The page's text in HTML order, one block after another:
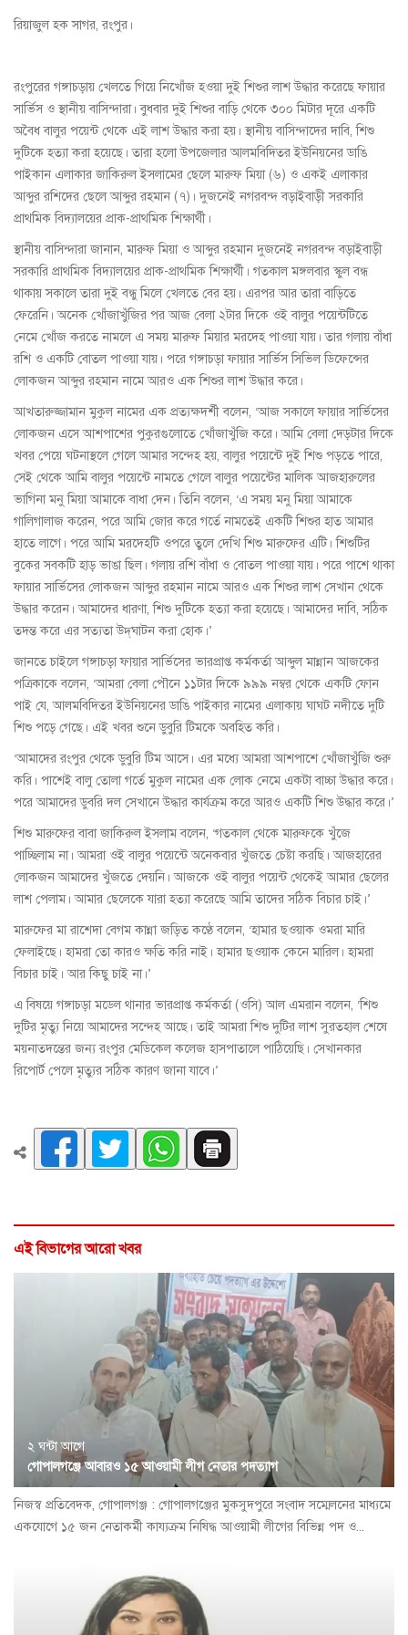
রিয়াজুল হক সাগর, রংপুর।
রংপুরের গঙ্গাচড়ায় খেলতে গিয়ে নিখোঁজ হওয়া দুই শিশুর লাশ উদ্ধার করেছে ফায়ার
সার্ভিস ও স্থানীয় বাসিন্দারা। বুধবার দুই শিশুর বাড়ি থেকে ৩০০ মিটার দূরে একটি
অবৈধ বালুর পয়েন্ট থেকে এই লাশ উদ্ধার করা হয়। স্থানীয় বাসিন্দাদের দাবি, শিশু
দুটিকে হত্যা করা হয়েছে। তারা হলো উপজেলার আলমবিদিতর ইউনিয়নের ডাঙি
পাইকান এলাকার জাকিরুল ইসলামের ছেলে মারুফ মিয়া (৬) ও একই এলাকার
আব্দুর রশিদের ছেলে আব্দুর রহমান (৭)। দুজনেই নগরবন্দ বড়াইবাড়ী সরকারি
প্রাথমিক বিদ্যালয়ের প্রাক-প্রাথমিক শিক্ষার্থী।
স্থানীয় বাসিন্দারা জানান, মারুফ মিয়া ও আব্দুর রহমান দুজনেই নগরবন্দ বড়াইবাড়ী
সরকারি প্রাথমিক বিদ্যালয়ের প্রাক-প্রাথমিক শিক্ষার্থী। গতকাল মঙ্গলবার স্কুল বন্ধ
থাকায় সকালে তারা দুই বন্ধু মিলে খেলতে বের হয়। এরপর আর তারা বাড়িতে
ফেরেনি। অনেক খোঁজাখুঁজির পর আজ বেলা ২টার দিকে ওই বালুর পয়েন্টটিতে
নেমে খোঁজ করতে নামলে এ সময় মারুফ মিয়ার মরদেহ পাওয়া যায়। তার গলায় বাঁধা
রশি ও একটি বোতল পাওয়া যায়। পরে গঙ্গাচড়া ফায়ার সার্ভিস সিভিল ডিফেন্সের
লোকজন আব্দুর রহমান নামে আরও এক শিশুর লাশ উদ্ধার করে।
আখতারুজ্জামান মুকুল নামের এক প্রত্যক্ষদর্শী বলেন, ‘আজ সকালে ফায়ার সার্ভিসের
লোকজন এসে আশপাশের পুকুরগুলোতে খোঁজাখুঁজি করে। আমি বেলা দেড়টার দিকে
খবর পেয়ে ঘটনাস্থলে গেলে আমার সন্দেহ হয়, বালুর পয়েন্টে দুই শিশু পড়তে পারে,
সেই থেকে আমি বালুর পয়েন্টে নামতে গেলে বালুর পয়েন্টের মালিক আজহারুলের
ভাগিনা মনু মিয়া আমাকে বাধা দেন। তিনি বলেন, ‘এ সময় মনু মিয়া আমাকে
গালিগালাজ করেন, পরে আমি জোর করে গর্তে নামতেই একটি শিশুর হাত আমার
হাতে লাগে। পরে আমি মরদেহটি ওপরে তুলে দেখি শিশু মারুফের এটি। শিশুটির
বুকের সবকটি হাড় ভাঙা ছিল। গলায় রশি বাঁধা ও বোতল পাওয়া যায়। পরে পাশে থাকা
ফায়ার সার্ভিসের লোকজন আব্দুর রহমান নামে আরও এক শিশুর লাশ সেখান থেকে
উদ্ধার করেন। আমাদের ধারণা, শিশু দুটিকে হত্যা করা হয়েছে। আমাদের দাবি, সঠিক
তদন্ত করে এর সত্যতা উদ্‌ঘাটন করা হোক।’
জানতে চাইলে গঙ্গাচড়া ফায়ার সার্ভিসের ভারপ্রাপ্ত কর্মকর্তা আব্দুল মান্নান আজকের
পত্রিকাকে বলেন, ‘আমরা বেলা পৌনে ১১টার দিকে ৯৯৯ নম্বর থেকে একটি ফোন
পাই যে, আলমবিদিতর ইউনিয়নের ডাঙি পাইকার নামের এলাকায় ঘাঘট নদীতে দুটি
শিশু পড়ে গেছে। এই খবর শুনে ডুবুরি টিমকে অবহিত করি।
‘আমাদের রংপুর থেকে ডুবুরি টিম আসে। এর মধ্যে আমরা আশপাশে খোঁজাখুঁজি শুরু
করি। পাশেই বালু তোলা গর্তে মুকুল নামের এক লোক নেমে একটা বাচ্চা উদ্ধার করে।
পরে আমাদের ডুবরি দল সেখানে উদ্ধার কার্যক্রম করে আরও একটি শিশু উদ্ধার করে।’
শিশু মারুফের বাবা জাকিরুল ইসলাম বলেন, ‘গতকাল থেকে মারুফকে খুঁজে
পাচ্ছিলাম না। আমরা ওই বালুর পয়েন্টে অনেকবার খুঁজতে চেষ্টা করছি। আজহারের
লোকজন আমাদের খুঁজতে দেয়নি। আজকে ওই বালুর পয়েন্ট থেকেই আমার ছেলের
লাশ পেলাম। আমার ছেলেকে যারা হত্যা করেছে আমি তাদের সঠিক বিচার চাই।’
মারুফের মা রাশেদা বেগম কান্না জড়িত কণ্ঠে বলেন, ‘হামার ছওয়াক ওমরা মারি
ফেলাইছে। হামরা তো কারও ক্ষতি করি নাই। হামার ছওয়াক কেনে মারিল। হামরা
বিচার চাই। আর কিছু চাই না।’
এ বিষয়ে গঙ্গাচড়া মডেল থানার ভারপ্রাপ্ত কর্মকর্তা (ওসি) আল এমরান বলেন, ‘শিশু
দুটির মৃত্যু নিয়ে আমাদের সন্দেহ আছে। তাই আমরা শিশু দুটির লাশ সুরতহাল শেষে
ময়নাতদন্তের জন্য রংপুর মেডিকেল কলেজ হাসপাতালে পাঠিয়েছি। সেখানকার
রিপোর্ট পেলে মৃত্যুর সঠিক কারণ জানা যাবে।’
এই বিভাগের আরো খবর
২ ঘন্টা আগে
গোপালগঞ্জে আবারও ১৫ আওয়ামী লীগ নেতার পদত্যাগ
নিজস্ব প্রতিবেদক, গোপালগঞ্জ : গোপালগঞ্জের মুকসুদপুরে সংবাদ সম্মেলনের মাধ্যমে
একযোগে ১৫ জন নেতাকর্মী কায্যক্রম নিষিদ্ধ আওয়ামী লীগের বিভিন্ন পদ ও...